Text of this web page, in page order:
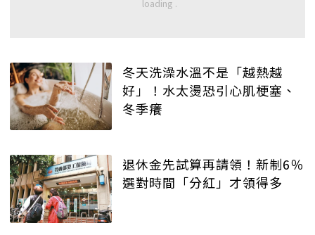
冬天洗澡水溫不是「越熱越
好」！水太燙恐引心肌梗塞、
冬季癢
退休金先試算再請領！新制6％
選對時間「分紅」才領得多